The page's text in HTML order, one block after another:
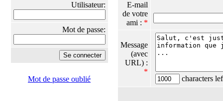
Utilisateur:
Mot de passe:
Mot de passe oublié
E-mail
de votre
ami : *
Message
(avec
URL) :
*
characters